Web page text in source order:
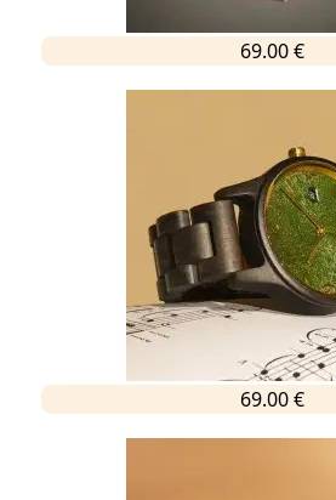
69.00 €
69.00 €